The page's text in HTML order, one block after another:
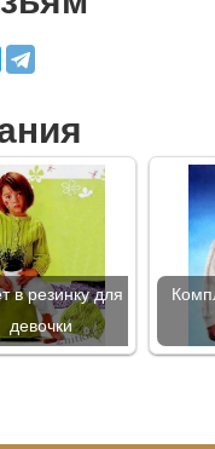
в резинку для
девочки